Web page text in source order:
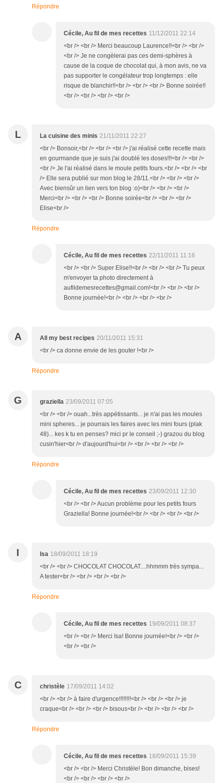
Répondre
Cécile, Au fil de mes recettes 11/12/2011 22:14
<br /> <br /> Merci beaucoup Laurence!!<br /> <br />
<br /> Je ne congèlerai pas ces demi-sphères à
cause de la coque de chocolat qui, à mon avis, ne va
pas supporter le congélateur trop longtemps : elle
risque de blanchir!!<br /> <br /> <br /> Bonne soirée!!
<br /> <br /> <br /> <br />
L La cuisine des minis 21/11/2011 22:27
<br /> Bonsoir,<br /> <br /> <br /> j'ai réalisé cette recette mais
en gourmande que je suis j'ai doublé les doses!!!<br /> <br />
<br /> Je l'ai réalisé dans le moule petits fours.<br /> <br /> <br
/> Elle sera publié sur mon blog le 28/11.<br /> <br /> <br />
Avec biensûr un lien vers ton blog :o)<br /> <br /> <br />
Merci<br /> <br /> <br /> Bonne soirée<br /> <br /> <br />
Elise<br />
Répondre
Cécile, Au fil de mes recettes 22/11/2011 11:16
<br /> <br /> Super Elise!!<br /> <br /> <br /> Tu peux
m'envoyer ta photo directement à
aufildemesrecettes@gmail.com!<br /> <br /> <br />
Bonne journée!<br /> <br /> <br /> <br />
A All my best recipes 20/11/2011 15:31
<br /> ca donne envie de les gouter !<br />
Répondre
G graziella 23/09/2011 07:05
<br /> <br /> ouah...très appétissants... je n'ai pas les moules
mini spheres... je pourrais les faires avec les mini fours (plak
48)... kes k tu en penses? mici pr le conseil ;-) grazou du blog
cusin'hier<br /> d'aujourd'hui<br /> <br /> <br /> <br />
Répondre
Cécile, Au fil de mes recettes 23/09/2011 12:30
<br /> <br /> Aucun problème pour les petits fours
Graziella! Bonne journée!<br /> <br /> <br /> <br />
I Isa 18/09/2011 18:19
<br /> <br /> CHOCOLAT CHOCOLAT....hhmmm très sympa...
A tester<br /> <br /> <br /> <br />
Répondre
Cécile, Au fil de mes recettes 19/09/2011 08:37
<br /> <br /> Merci Isa! Bonne journée!<br /> <br />
<br /> <br />
C christèle 17/09/2011 14:02
<br /> <br /> à faire d'urgence!!!!!!!!<br /> <br /> <br /> je
craque<br /> <br /> <br /> bisous<br /> <br /> <br /> <br />
Répondre
Cécile, Au fil de mes recettes 18/09/2011 15:39
<br /> <br /> Merci Christèle! Bon dimanche, bises!
<br /> <br /> <br /> <br />